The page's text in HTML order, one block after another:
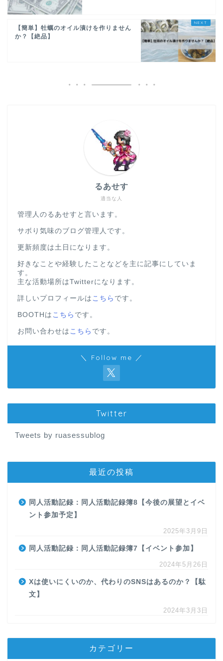
【簡単】牡蠣のオイル漬けを作りません
か？【絶品】
適当な人
るあせす
管理人のるあせすと言います。
サボり気味のブログ管理人です。
更新頻度は土日になります。
好きなことや経験したことなどを主に記事にしていま
す。
主な活動場所はTwitterになります。
詳しいプロフィールは こちら です。
BOOTHは こちら です。
お問い合わせは こちら です。
＼ Follow me ／
Twitter
Tweets by ruasessublog
最近の投稿
同人活動記録：同人活動記録簿8【今後の展望とイベ
ント参加予定】
2025年3月9日
同人活動記録：同人活動記録簿7【イベント参加】
2024年5月26日
Xは使いにくいのか、代わりのSNSはあるのか？【駄
文】
2024年3月3日
カテゴリー